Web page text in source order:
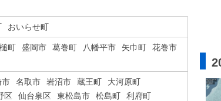
おいらせ町
町 盛岡市 葛巻町 八幡平市 矢巾町
花巻市
市 名取市 岩沼市 蔵王町
大河原町
区 仙台泉区 東松島市 松島町
利府町